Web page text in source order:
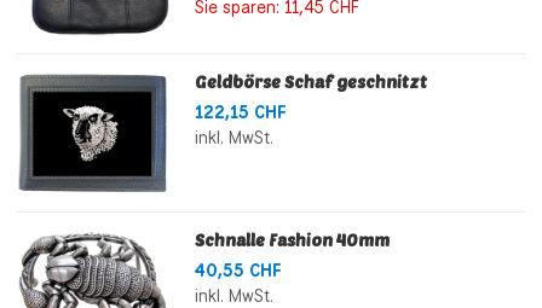
Sie sparen: 11,45 CHF
Geldbörse Schaf geschnitzt
122,15 CHF
inkl. MwSt.
Schnalle Fashion 40mm
40,55 CHF
inkl. MwSt.